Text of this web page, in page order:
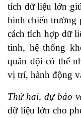
tích dữ liệu lớn
hình chiến trường
cách tích hợp dữ
tinh, hệ thống
quân đội có thể
vị trí, hành động
Thứ hai, dự báo
dữ liệu lớn cho